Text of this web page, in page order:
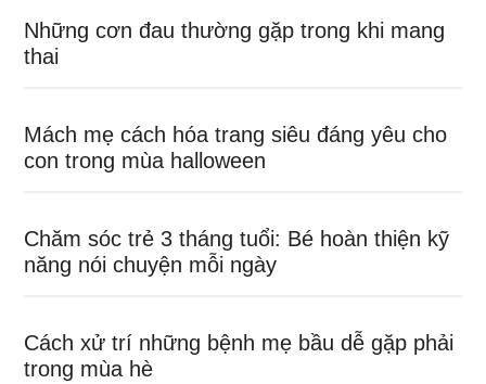
Những cơn đau thường gặp trong khi mang
thai
Mách mẹ cách hóa trang siêu đáng yêu cho
con trong mùa halloween
Chăm sóc trẻ 3 tháng tuổi: Bé hoàn thiện kỹ
năng nói chuyện mỗi ngày
Cách xử trí những bệnh mẹ bầu dễ gặp phải
trong mùa hè